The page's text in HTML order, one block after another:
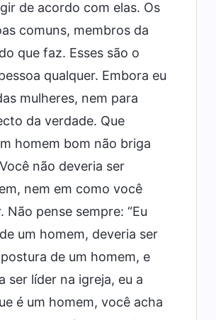
de acordo com elas. Os
comuns, membros da
que faz. Esses são o
qualquer. Embora eu
mulheres, nem para
da verdade. Que
homem bom não briga
não deveria ser
nem em como você
pense sempre: “Eu
um homem, deveria ser
de um homem, e
ser líder na igreja, eu a
é um homem, você acha